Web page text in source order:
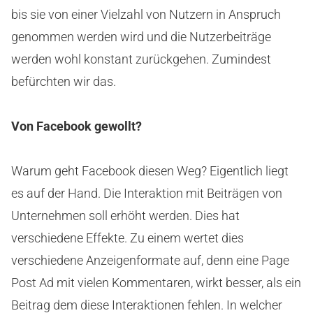
bis sie von einer Vielzahl von Nutzern in Anspruch
genommen werden wird und die Nutzerbeiträge
werden wohl konstant zurückgehen. Zumindest
befürchten wir das.
Von Facebook gewollt?
Warum geht Facebook diesen Weg? Eigentlich liegt
es auf der Hand. Die Interaktion mit Beiträgen von
Unternehmen soll erhöht werden. Dies hat
verschiedene Effekte. Zu einem wertet dies
verschiedene Anzeigenformate auf, denn eine Page
Post Ad mit vielen Kommentaren, wirkt besser, als ein
Beitrag dem diese Interaktionen fehlen. In welcher